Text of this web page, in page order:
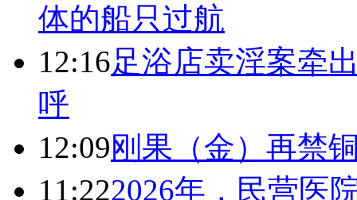
体的船只过航
12:16足浴店卖淫案牵
呼
12:09刚果（金）再禁
11:222026年，民营医